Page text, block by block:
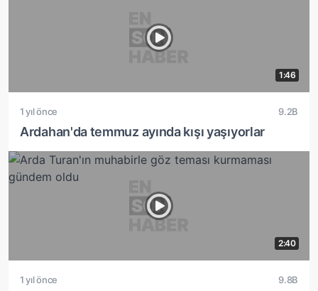
1:46
1 yıl önce 9.2B
Ardahan'da temmuz ayında kışı yaşıyorlar
2:40
1 yıl önce 9.8B